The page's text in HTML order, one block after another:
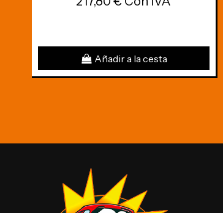
Añadir a la cesta